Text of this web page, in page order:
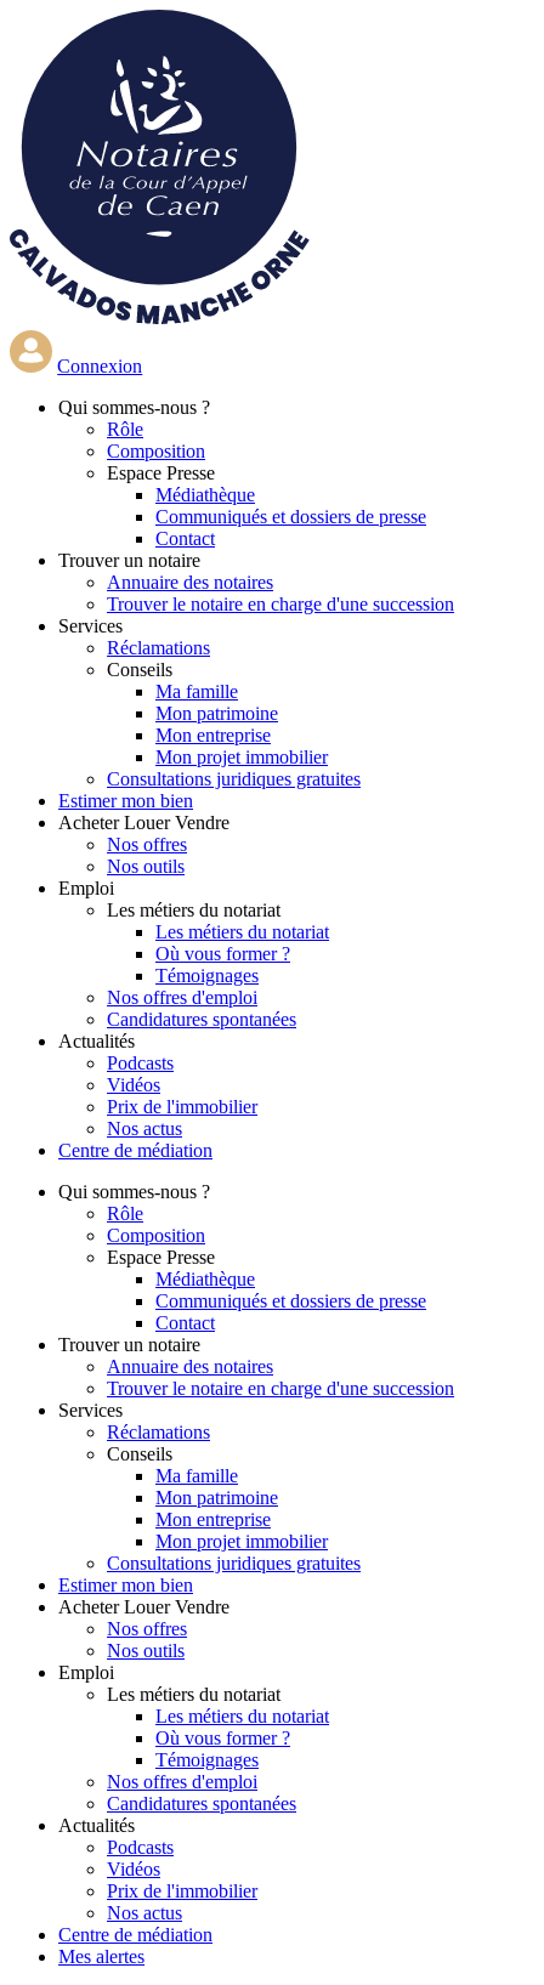
contenu
principal
Connexion
Qui sommes-nous ?
Rôle
Composition
Espace Presse
Médiathèque
Communiqués et dossiers de presse
Contact
Trouver un notaire
Annuaire des notaires
Trouver le notaire en charge d'une succession
Services
Réclamations
Conseils
Ma famille
Mon patrimoine
Mon entreprise
Mon projet immobilier
Consultations juridiques gratuites
Estimer mon bien
Acheter Louer Vendre
Nos offres
Nos outils
Emploi
Les métiers du notariat
Les métiers du notariat
Où vous former ?
Témoignages
Nos offres d'emploi
Candidatures spontanées
Actualités
Podcasts
Vidéos
Prix de l'immobilier
Nos actus
Centre de médiation
Qui sommes-nous ?
Rôle
Composition
Espace Presse
Médiathèque
Communiqués et dossiers de presse
Contact
Trouver un notaire
Annuaire des notaires
Trouver le notaire en charge d'une succession
Services
Réclamations
Conseils
Ma famille
Mon patrimoine
Mon entreprise
Mon projet immobilier
Consultations juridiques gratuites
Estimer mon bien
Acheter Louer Vendre
Nos offres
Nos outils
Emploi
Les métiers du notariat
Les métiers du notariat
Où vous former ?
Témoignages
Nos offres d'emploi
Candidatures spontanées
Actualités
Podcasts
Vidéos
Prix de l'immobilier
Nos actus
Centre de médiation
Mes alertes